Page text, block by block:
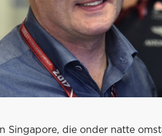
Singapore, die onder natte